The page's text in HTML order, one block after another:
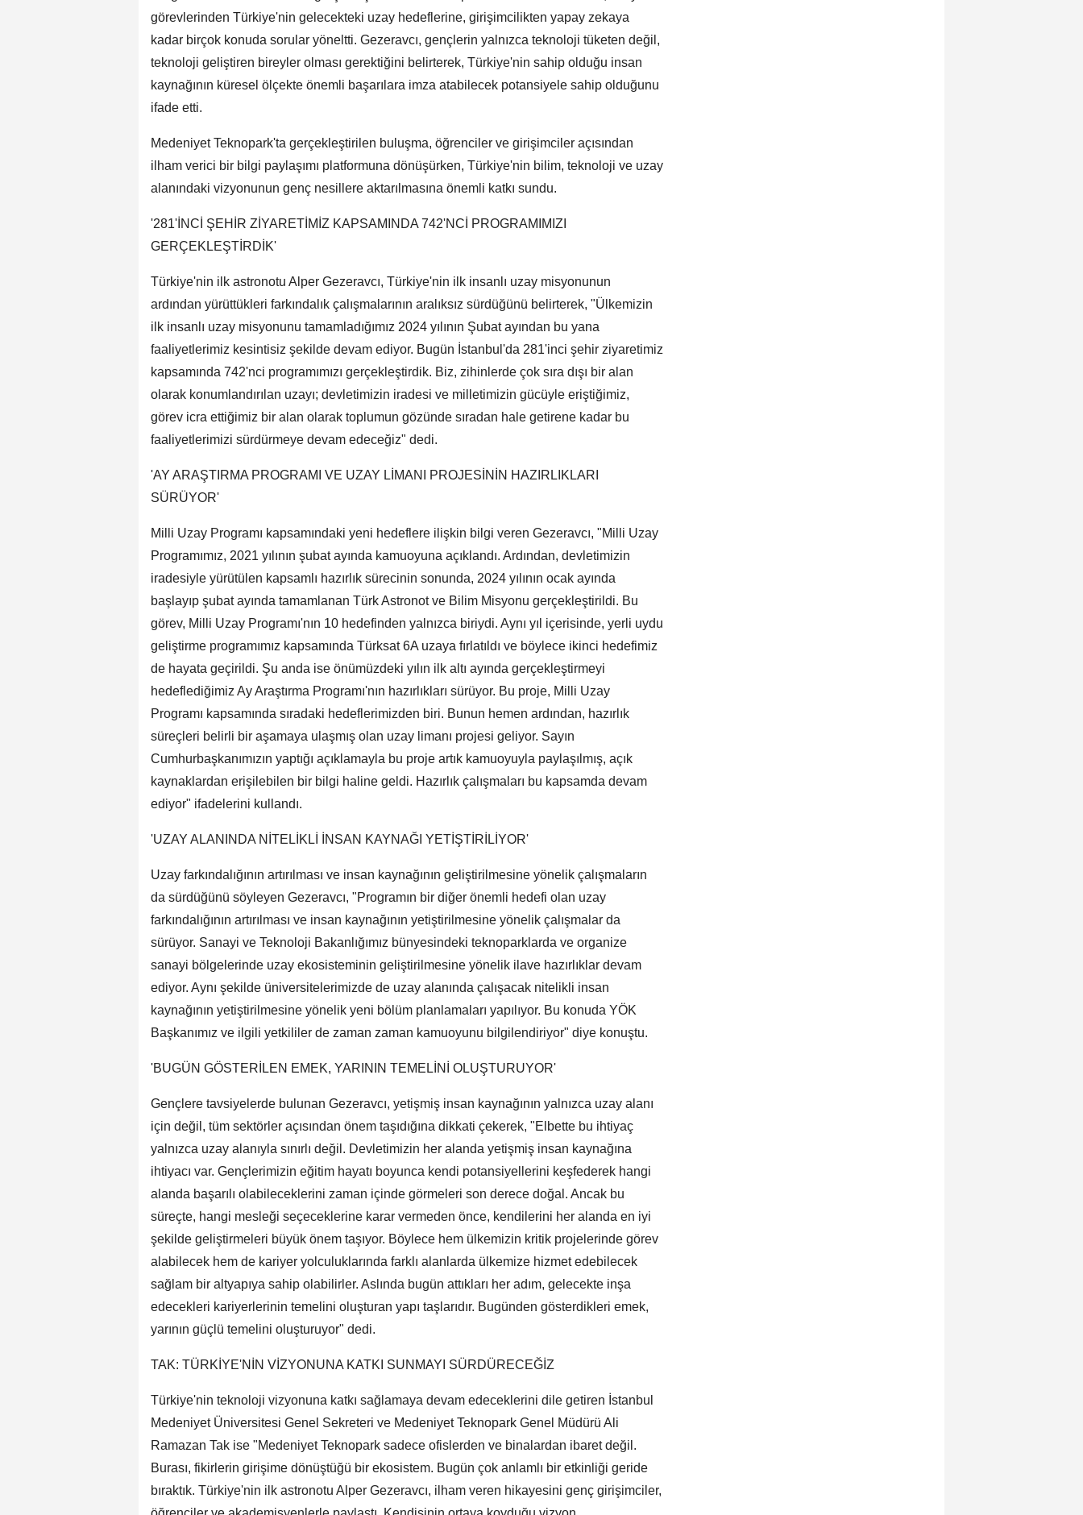
görevlerinden Türkiye'nin gelecekteki uzay hedeflerine, girişimcilikten yapay zekaya
kadar birçok konuda sorular yöneltti. Gezeravcı, gençlerin yalnızca teknoloji tüketen değil,
teknoloji geliştiren bireyler olması gerektiğini belirterek, Türkiye'nin sahip olduğu insan
kaynağının küresel ölçekte önemli başarılara imza atabilecek potansiyele sahip olduğunu
ifade etti.
Medeniyet Teknopark'ta gerçekleştirilen buluşma, öğrenciler ve girişimciler açısından
ilham verici bir bilgi paylaşımı platformuna dönüşürken, Türkiye'nin bilim, teknoloji ve uzay
alanındaki vizyonunun genç nesillere aktarılmasına önemli katkı sundu.
'281'İNCİ ŞEHİR ZİYARETİMİZ KAPSAMINDA 742'NCİ PROGRAMIMIZI
GERÇEKLEŞTİRDİK'
Türkiye'nin ilk astronotu Alper Gezeravcı, Türkiye'nin ilk insanlı uzay misyonunun
ardından yürüttükleri farkındalık çalışmalarının aralıksız sürdüğünü belirterek, "Ülkemizin
ilk insanlı uzay misyonunu tamamladığımız 2024 yılının Şubat ayından bu yana
faaliyetlerimiz kesintisiz şekilde devam ediyor. Bugün İstanbul'da 281'inci şehir ziyaretimiz
kapsamında 742'nci programımızı gerçekleştirdik. Biz, zihinlerde çok sıra dışı bir alan
olarak konumlandırılan uzayı; devletimizin iradesi ve milletimizin gücüyle eriştiğimiz,
görev icra ettiğimiz bir alan olarak toplumun gözünde sıradan hale getirene kadar bu
faaliyetlerimizi sürdürmeye devam edeceğiz" dedi.
'AY ARAŞTIRMA PROGRAMI VE UZAY LİMANI PROJESİNİN HAZIRLIKLARI
SÜRÜYOR'
Milli Uzay Programı kapsamındaki yeni hedeflere ilişkin bilgi veren Gezeravcı, "Milli Uzay
Programımız, 2021 yılının şubat ayında kamuoyuna açıklandı. Ardından, devletimizin
iradesiyle yürütülen kapsamlı hazırlık sürecinin sonunda, 2024 yılının ocak ayında
başlayıp şubat ayında tamamlanan Türk Astronot ve Bilim Misyonu gerçekleştirildi. Bu
görev, Milli Uzay Programı'nın 10 hedefinden yalnızca biriydi. Aynı yıl içerisinde, yerli uydu
geliştirme programımız kapsamında Türksat 6A uzaya fırlatıldı ve böylece ikinci hedefimiz
de hayata geçirildi. Şu anda ise önümüzdeki yılın ilk altı ayında gerçekleştirmeyi
hedeflediğimiz Ay Araştırma Programı'nın hazırlıkları sürüyor. Bu proje, Milli Uzay
Programı kapsamında sıradaki hedeflerimizden biri. Bunun hemen ardından, hazırlık
süreçleri belirli bir aşamaya ulaşmış olan uzay limanı projesi geliyor. Sayın
Cumhurbaşkanımızın yaptığı açıklamayla bu proje artık kamuoyuyla paylaşılmış, açık
kaynaklardan erişilebilen bir bilgi haline geldi. Hazırlık çalışmaları bu kapsamda devam
ediyor" ifadelerini kullandı.
'UZAY ALANINDA NİTELİKLİ İNSAN KAYNAĞI YETİŞTİRİLİYOR'
Uzay farkındalığının artırılması ve insan kaynağının geliştirilmesine yönelik çalışmaların
da sürdüğünü söyleyen Gezeravcı, "Programın bir diğer önemli hedefi olan uzay
farkındalığının artırılması ve insan kaynağının yetiştirilmesine yönelik çalışmalar da
sürüyor. Sanayi ve Teknoloji Bakanlığımız bünyesindeki teknoparklarda ve organize
sanayi bölgelerinde uzay ekosisteminin geliştirilmesine yönelik ilave hazırlıklar devam
ediyor. Aynı şekilde üniversitelerimizde de uzay alanında çalışacak nitelikli insan
kaynağının yetiştirilmesine yönelik yeni bölüm planlamaları yapılıyor. Bu konuda YÖK
Başkanımız ve ilgili yetkililer de zaman zaman kamuoyunu bilgilendiriyor" diye konuştu.
'BUGÜN GÖSTERİLEN EMEK, YARININ TEMELİNİ OLUŞTURUYOR'
Gençlere tavsiyelerde bulunan Gezeravcı, yetişmiş insan kaynağının yalnızca uzay alanı
için değil, tüm sektörler açısından önem taşıdığına dikkati çekerek, "Elbette bu ihtiyaç
yalnızca uzay alanıyla sınırlı değil. Devletimizin her alanda yetişmiş insan kaynağına
ihtiyacı var. Gençlerimizin eğitim hayatı boyunca kendi potansiyellerini keşfederek hangi
alanda başarılı olabileceklerini zaman içinde görmeleri son derece doğal. Ancak bu
süreçte, hangi mesleği seçeceklerine karar vermeden önce, kendilerini her alanda en iyi
şekilde geliştirmeleri büyük önem taşıyor. Böylece hem ülkemizin kritik projelerinde görev
alabilecek hem de kariyer yolculuklarında farklı alanlarda ülkemize hizmet edebilecek
sağlam bir altyapıya sahip olabilirler. Aslında bugün attıkları her adım, gelecekte inşa
edecekleri kariyerlerinin temelini oluşturan yapı taşlarıdır. Bugünden gösterdikleri emek,
yarının güçlü temelini oluşturuyor" dedi.
TAK: TÜRKİYE'NİN VİZYONUNA KATKI SUNMAYI SÜRDÜRECEĞİZ
Türkiye'nin teknoloji vizyonuna katkı sağlamaya devam edeceklerini dile getiren İstanbul
Medeniyet Üniversitesi Genel Sekreteri ve Medeniyet Teknopark Genel Müdürü Ali
Ramazan Tak ise "Medeniyet Teknopark sadece ofislerden ve binalardan ibaret değil.
Burası, fikirlerin girişime dönüştüğü bir ekosistem. Bugün çok anlamlı bir etkinliği geride
bıraktık. Türkiye'nin ilk astronotu Alper Gezeravcı, ilham veren hikayesini genç girişimciler,